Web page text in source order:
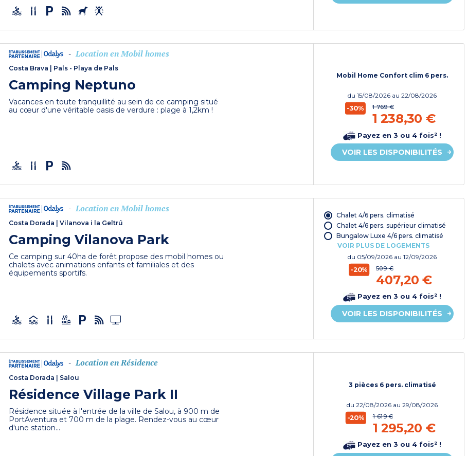
- Location en Mobil homes
Costa Brava Pals - Playa de Pals
Camping Neptuno
Vacances en toute tranquillité au sein de ce camping situé
au cœur d'une véritable oasis de verdure : plage à 1,2km !
Mobil Home Confort clim 6 pers.
du15/08/2026 au 22/08/2026
-30% 1 769 €
1 238,30 €
Payez en 3 ou 4 fois² !
VOIR LES DISPONIBILITÉS
- Location en Mobil homes
Costa Dorada |Vilanova i la Geltrú
Camping Vilanova Park
Ce camping sur 40ha de forêt propose des mobil homes ou
chalets avec animations enfants et familiales et des
équipements sportifs.
Chalet 4/6 pers. climatisé
Chalet 4/6 pers. supérieur climatisé
Bungalow Luxe 4/6 pers. climatisé
VOIR PLUS DE LOGEMENTS
du 05/09/2026 au 12/09/2026
-20% 509 €
407,20 €
Payez en 3 ou 4 fois² !
VOIR LES DISPONIBILITÉS
- Location en Résidence
Costa Dorada Salou
Résidence Village Park II
Résidence située à l'entrée de la ville de Salou, à 900 m de
PortAventura et 700 m de la plage. Rendez-vous au cœur
d'une station...
3 pièces 6 pers. climatisé
du22/08/2026 au 29/08/2026
-20% 1 619 €
1 295,20 €
Payez en 3 ou 4 fois² !